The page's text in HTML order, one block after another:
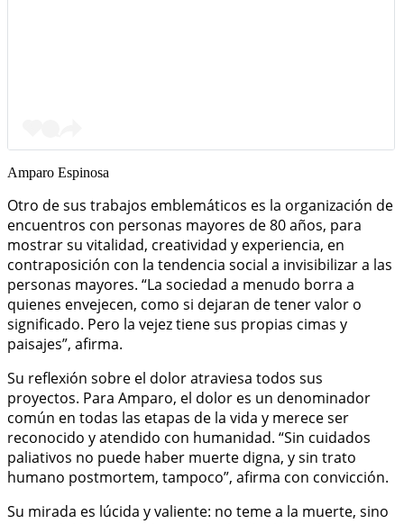
Amparo Espinosa
Otro de sus trabajos emblemáticos es la organización de
encuentros con personas mayores de 80 años, para
mostrar su vitalidad, creatividad y experiencia, en
contraposición con la tendencia social a invisibilizar a las
personas mayores. “La sociedad a menudo borra a
quienes envejecen, como si dejaran de tener valor o
significado. Pero la vejez tiene sus propias cimas y
paisajes”, afirma.
Su reflexión sobre el dolor atraviesa todos sus
proyectos. Para Amparo, el dolor es un denominador
común en todas las etapas de la vida y merece ser
reconocido y atendido con humanidad. “Sin cuidados
paliativos no puede haber muerte digna, y sin trato
humano postmortem, tampoco”, afirma con convicción.
Su mirada es lúcida y valiente: no teme a la muerte, sino